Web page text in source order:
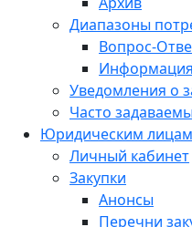
Диапазоны
Вопрос-
Уведомления о
Часто
Юридическим лицам
Личный кабинет
Закупки
Анонсы
Перечни